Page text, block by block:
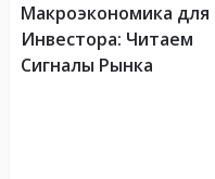
Макроэкономика для
Инвестора: Читаем
Сигналы Рынка